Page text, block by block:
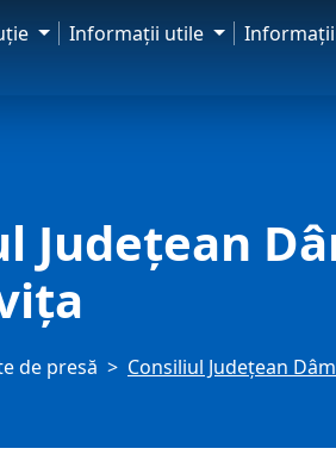
Informaţii utile
Județean
de presă Consiliul Județean